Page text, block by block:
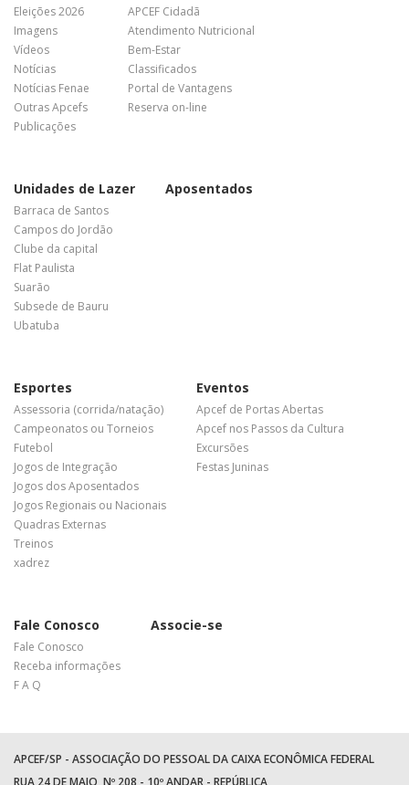
Eleições 2026
Imagens
Vídeos
Notícias
Notícias Fenae
Outras Apcefs
Publicações
APCEF Cidadã
Atendimento Nutricional
Bem-Estar
Classificados
Portal de Vantagens
Reserva on-line
Unidades de Lazer
Barraca de Santos
Campos do Jordão
Clube da capital
Flat Paulista
Suarão
Subsede de Bauru
Ubatuba
Aposentados
Esportes
Assessoria (corrida/natação)
Campeonatos ou Torneios
Futebol
Jogos de Integração
Jogos dos Aposentados
Jogos Regionais ou Nacionais
Quadras Externas
Treinos
xadrez
Eventos
Apcef de Portas Abertas
Apcef nos Passos da Cultura
Excursões
Festas Juninas
Fale Conosco
Fale Conosco
Receba informações
F A Q
Associe-se
APCEF/SP - ASSOCIAÇÃO DO PESSOAL DA CAIXA ECONÔMICA FEDERAL